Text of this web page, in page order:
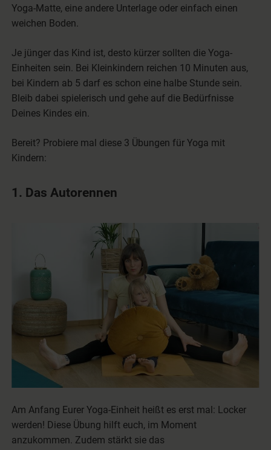
Yoga-Matte, eine andere Unterlage oder einfach einen
weichen Boden.
Je jünger das Kind ist, desto kürzer sollten die Yoga-
Einheiten sein. Bei Kleinkindern reichen 10 Minuten aus,
bei Kindern ab 5 darf es schon eine halbe Stunde sein.
Bleib dabei spielerisch und gehe auf die Bedürfnisse
Deines Kindes ein.
Bereit? Probiere mal diese 3 Übungen für Yoga mit
Kindern:
1. Das Autorennen
Am Anfang Eurer Yoga-Einheit heißt es erst mal: Locker
werden! Diese Übung hilft euch, im Moment
anzukommen. Zudem stärkt sie das